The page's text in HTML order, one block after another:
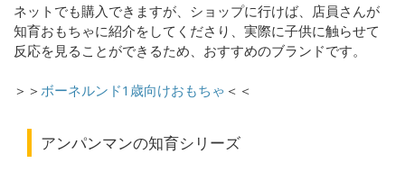
ネットでも購入できますが、ショップに行けば、店員さんが
知育おもちゃに紹介をしてくださり、実際に子供に触らせて
反応を見ることができるため、おすすめのブランドです。
＞＞ ボーネルンド1歳向けおもちゃ ＜＜
アンパンマンの知育シリーズ